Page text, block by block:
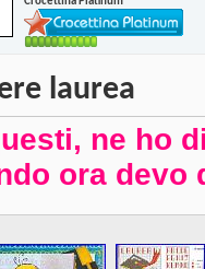
laurea
ne ho
ora devo